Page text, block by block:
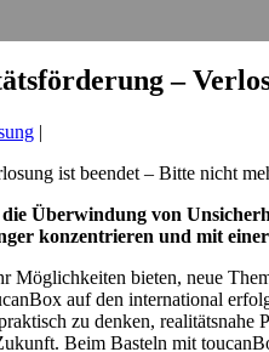
–
|
Überwindung von
konzentrieren und mit
bieten, neue
auf den international
zu denken, realitätsnahe
Beim Basteln mit